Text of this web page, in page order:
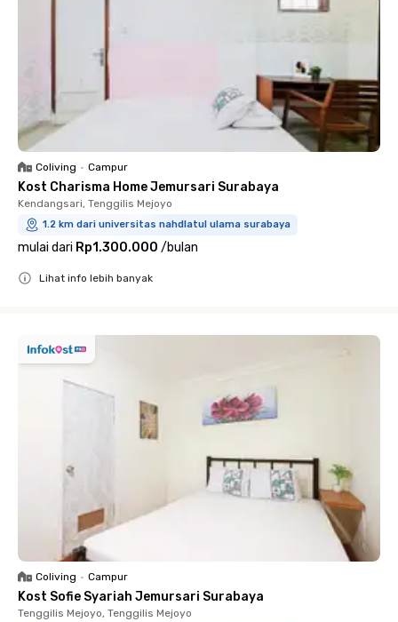
Coliving • Campur
Kost Charisma Home Jemursari Surabaya
Kendangsari, Tenggilis Mejoyo
1.2 km dari universitas nahdlatul ulama surabaya
mulai dari Rp1.300.000 /bulan
Lihat info lebih banyak
Coliving • Campur
Kost Sofie Syariah Jemursari Surabaya
Tenggilis Mejoyo, Tenggilis Mejoyo